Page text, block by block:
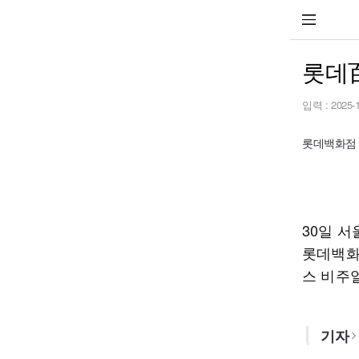
롯데
입력 : 2025-
롯데백화
30일 서
롯데백
스 비주
기자